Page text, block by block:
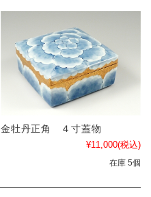
金牡丹正角 ４寸蓋物
¥11,000(税込)
在庫 5個